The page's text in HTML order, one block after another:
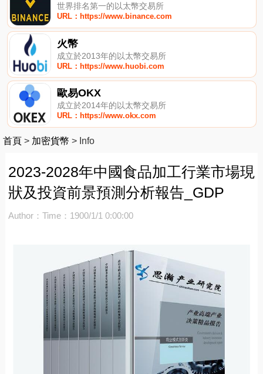
世界排名第一的以太幣交易所
URL：https://www.binance.com
火幣
成立於2013年的以太幣交易所
URL：https://www.huobi.com
歐易OKX
成立於2014年的以太幣交易所
URL：https://www.okx.com
首頁 > 加密貨幣 > Info
2023-2028年中國食品加工行業市場現
狀及投資前景預測分析報告_GDP
Author： Time：1900/1/1 0:00:00